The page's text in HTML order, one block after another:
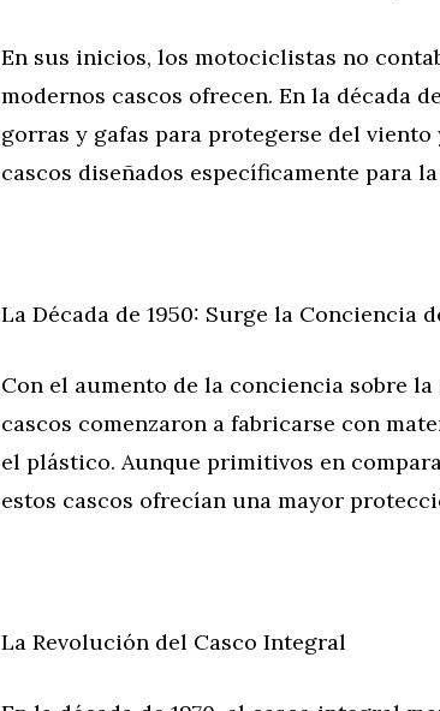
En sus inicios, los motociclistas no
modernos cascos ofrecen. En la década
gorras y gafas para protegerse del
cascos diseñados específicamente para
La Década de 1950: Surge la Conciencia
Con el aumento de la conciencia sobre
cascos comenzaron a fabricarse con
el plástico. Aunque primitivos en
estos cascos ofrecían una mayor
La Revolución del Casco Integral